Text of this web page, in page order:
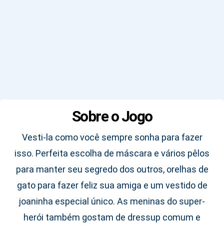
Sobre o Jogo
Vesti-la como você sempre sonha para fazer
isso. Perfeita escolha de máscara e vários pêlos
para manter seu segredo dos outros, orelhas de
gato para fazer feliz sua amiga e um vestido de
joaninha especial único. As meninas do super-
herói também gostam de dressup comum e